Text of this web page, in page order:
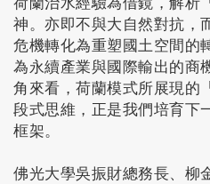
神。亦即不與大自然對抗，
危機轉化為重塑國土空間的
為永續產業與國際輸出的商
角來看，荷蘭模式所展現
段式思維，正是我們培育下
框架。
佛光大學吳振財總務長、柳